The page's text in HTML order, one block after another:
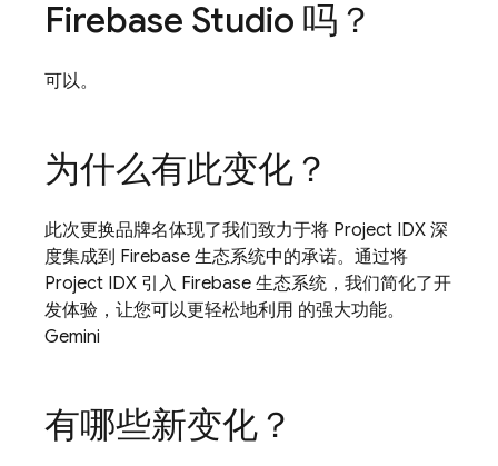
Firebase Studio 吗？
可以。
为什么有此变化？
此次更换品牌名体现了我们致力于将 Project IDX 深
度集成到 Firebase 生态系统中的承诺。通过将
Project IDX 引入 Firebase 生态系统，我们简化了开
发体验，让您可以更轻松地利用 的强大功能。
Gemini
有哪些新变化？